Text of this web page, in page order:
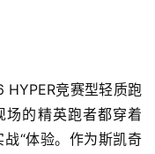
HYPER竞赛型轻质跑
场的精英跑者都穿着
战“体验。作为斯凯奇